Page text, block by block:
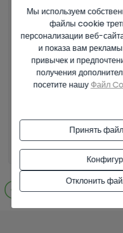
Основные сведения о защите
регламента по защите данных
Я прочитал и принял
Отправить
Перейти к
Мы используем
файлы cookie
персонализации веб-
и показа вам
привычек и
получения
посетите нашуФайл
Принять
Отклонить